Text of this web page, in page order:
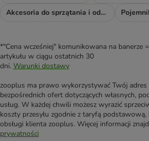
Akcesoria do sprzątania i odświeżacze
*"Cena wcześniej" komunikowana na banerze
artykułu w ciągu ostatnich 30
dni. Warunki dostawy
zooplus ma prawo wykorzystywać Twój adres
bezpośrednich ofert dotyczących własnych,
usług. W każdej chwili możesz wyrazić
koszty przesyłu zgodnie z taryfą podstawową,
obsługi klienta zooplus. Więcej informacji
prywatności